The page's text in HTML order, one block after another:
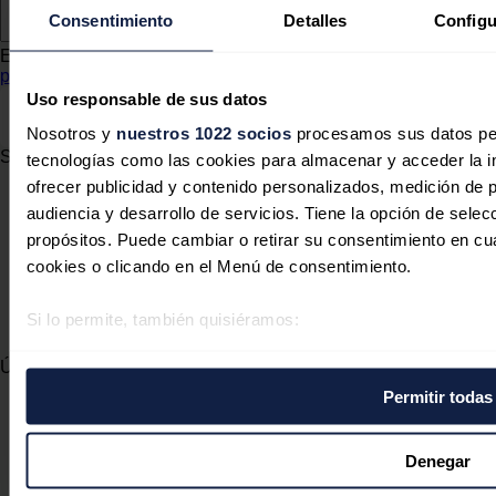
Consentimiento Detalles
Uso responsable de sus datos
Nosotros y nuestros 1022 sociosprocesamos sus datos
tecnologías como las cookies para almacenar y acceder la
ofrecer publicidad y contenido personalizados, medición de
audiencia y desarrollo de servicios. Tiene la opción de
propósitos. Puede cambiar o retirar su consentimiento en
cookies o clicando en el Menú de consentimiento.
Si lo permite, también quisiéramos:
Identificar su dispositivo analizándolo activamente
digitales)
Obtenga más información sobre cómo se procesan sus
en lasección de datos. Puede cambiar o retirar su
Permitir todas
Denegar
Este sitio web está protegido por reCAPTCHA y la
privacidad
Síguenos en redes sociales
Últimas noticias
Rusia anuncia próximo retorno de sus especialistas a
central nuclear irani de Busher
El súper Niño